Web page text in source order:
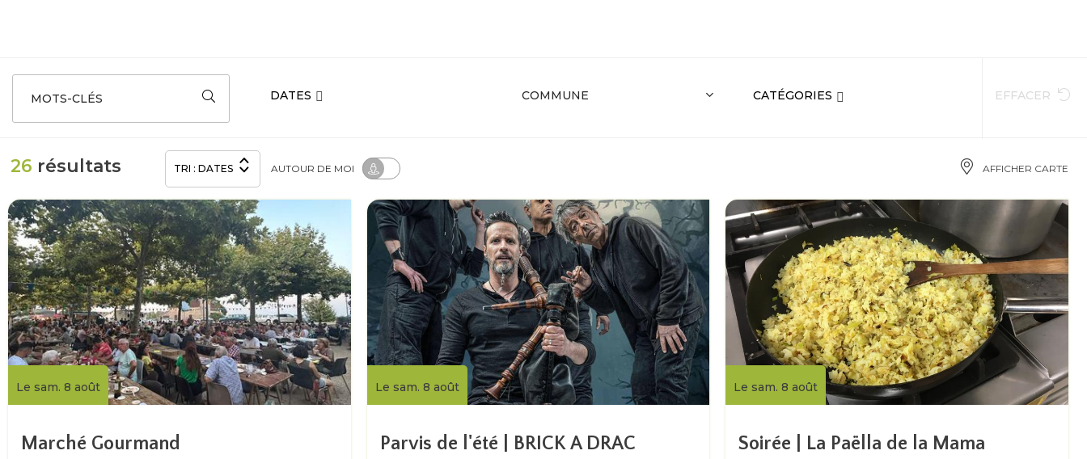
MOTS-CLÉS DATES CATÉGORIES EFFACER
26 résultats TRI : DATES AUTOUR DE MOI AFFICHER CARTE
Le sam. 8 août
Marché Gourmand
Le sam. 8 août
Parvis de l'été | BRICK A DRAC
Le sam. 8 août
Soirée | La Paëlla de la Mama